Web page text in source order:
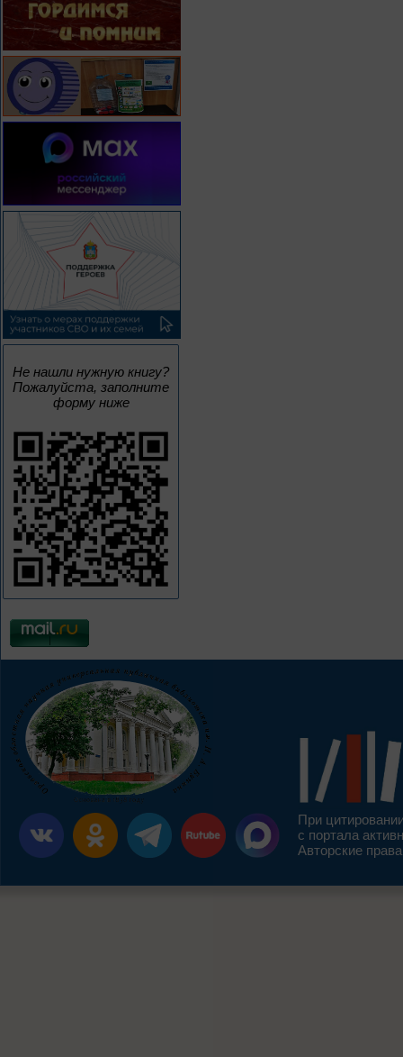
Не нашли нужную книгу?
Пожалуйста, заполните
форму ниже
При
с портала
Авторские